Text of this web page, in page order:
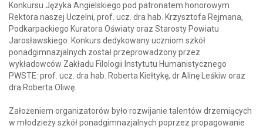
Konkursu Języka Angielskiego pod patronatem honorowym
Rektora naszej Uczelni, prof. ucz. dra hab. Krzysztofa Rejmana,
Podkarpackiego Kuratora Oświaty oraz Starosty Powiatu
Jarosławskiego. Konkurs dedykowany uczniom szkół
ponadgimnazjalnych został przeprowadzony przez
wykładowców Zakładu Filologii Instytutu Humanistycznego
PWSTE: prof. ucz. dra hab. Roberta Kiełtykę, dr Alinę Leśkiw oraz
dra Roberta Oliwę.
Założeniem organizatorów było rozwijanie talentów drzemiących
w młodzieży szkół ponadgimnazjalnych poprzez propagowanie